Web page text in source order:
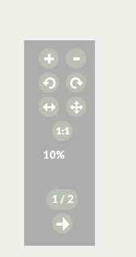
10%
1 / 2